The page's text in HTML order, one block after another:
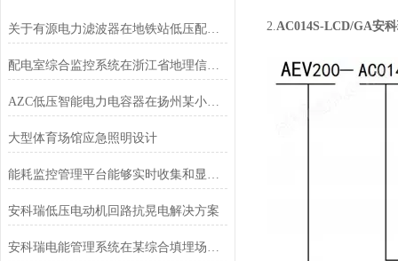
关于有源电力滤波器在地铁站低压配电系统中的应用分析
配电室综合监控系统在浙江省地理信息产业园中的应用
AZC低压智能电力电容器在扬州某小区居民配电中的应用
大型体育场馆应急照明设计
能耗监控管理平台能够实时收集和显示能源消耗数据
安科瑞低压电动机回路抗晃电解决方案
安科瑞电能管理系统在某综合填埋场的设计和应用
2.AC014S-LCD/GA安